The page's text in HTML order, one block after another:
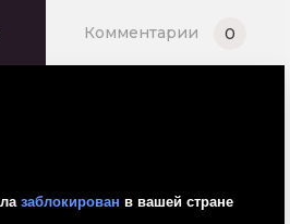
Комментарии 0